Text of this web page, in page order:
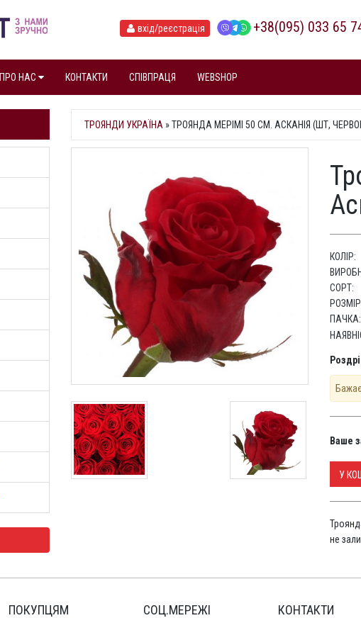
вхід/реєстрація +38(095) 033 65
ПРО НАС КОНТАКТИ СПІВПРАЦЯ WEBSHOP
ТРОЯНДИ УКРАЇНА »ТРОЯНДА МЕРІМІ 50 СМ. АСКАНІЯ (ШТ,
КОЛІР:
СОРТ:
ПАЧКА:
Ваше
У
не
ПОКУПЦЯМ СОЦ.МЕРЕЖІ КОНТАКТИ